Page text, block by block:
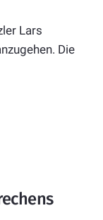
Lars
Die